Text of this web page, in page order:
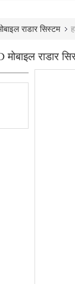
राडार सिस्टम
मोबाइल राडार